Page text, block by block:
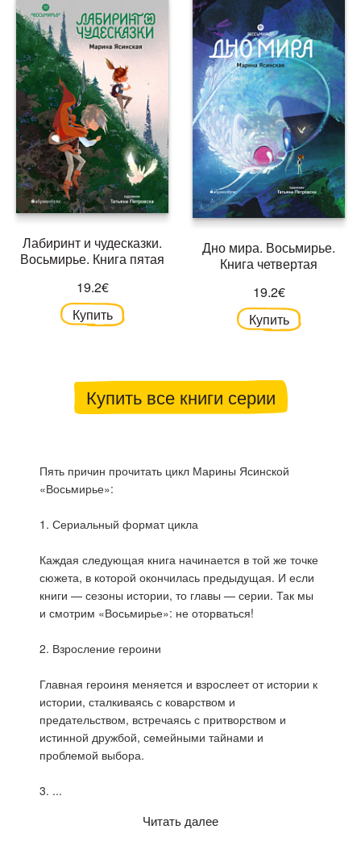
Дно мира. Восьмирье.
Книга четвертая
19.2€
Купить
Лабиринт и чудесказки.
Восьмирье. Книга пятая
19.2€
Купить
Купить все книги серии
Пять причин прочитать цикл Марины Ясинской
«Восьмирье»:
1. Сериальный формат цикла
Каждая следующая книга начинается в той же точке
сюжета, в которой окончилась предыдущая. И если
книги — сезоны истории, то главы — серии. Так мы
и смотрим «Восьмирье»: не оторваться!
2. Взросление героини
Главная героиня меняется и взрослеет от истории к
истории, сталкиваясь с коварством и
предательством, встречаясь с притворством и
истинной дружбой, семейными тайнами и
проблемой выбора.
3. ...
Читать далее